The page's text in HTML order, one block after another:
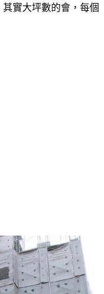
實大坪數的會，每個